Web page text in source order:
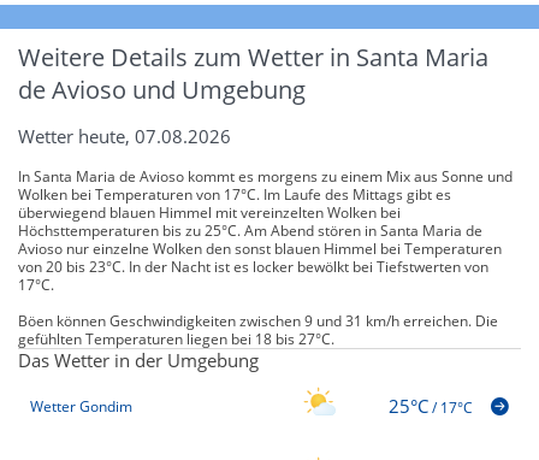
Weitere Details zum Wetter in Santa Maria
de Avioso und Umgebung
Wetter heute, 07.08.2026
In Santa Maria de Avioso kommt es morgens zu einem Mix aus Sonne und
Wolken bei Temperaturen von 17°C. Im Laufe des Mittags gibt es
überwiegend blauen Himmel mit vereinzelten Wolken bei
Höchsttemperaturen bis zu 25°C. Am Abend stören in Santa Maria de
Avioso nur einzelne Wolken den sonst blauen Himmel bei Temperaturen
von 20 bis 23°C. In der Nacht ist es locker bewölkt bei Tiefstwerten von
17°C.
Böen können Geschwindigkeiten zwischen 9 und 31 km/h erreichen. Die
gefühlten Temperaturen liegen bei 18 bis 27°C.
Das Wetter in der Umgebung
Wetter Gondim 25°C/17°C